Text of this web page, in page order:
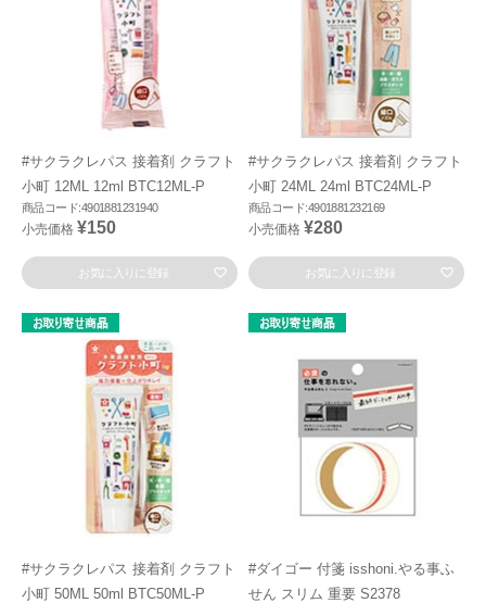
#サクラクレパス 接着剤 クラフト
小町 12ML 12ml BTC12ML-P
商品コード:4901881231940
小売価格 ¥150
お気に入りに登録
#サクラクレパス 接着剤 クラフト
小町 24ML 24ml BTC24ML-P
商品コード:4901881232169
小売価格 ¥280
お気に入りに登録
#サクラクレパス 接着剤 クラフト
小町 50ML 50ml BTC50ML-P
#ダイゴー 付箋 isshoni.やる事ふ
せん スリム 重要 S2378